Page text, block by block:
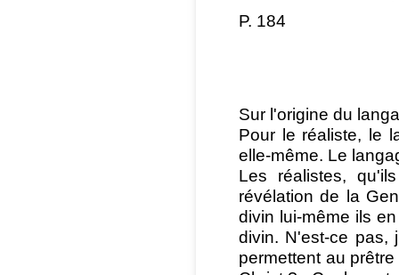
P. 184
Sur l'origine du
Pour le réaliste, le
elle-même. Le
Les réalistes,
révélation de la
divin lui-même ils
divin. N'est-ce pas,
permettent au